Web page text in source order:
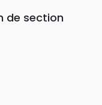
de section